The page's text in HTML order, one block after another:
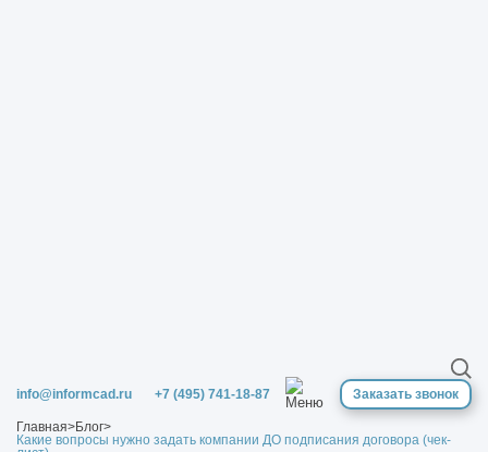
info@informcad.ru +7 (495) 741-18-87 Заказать звонок
Главная>Блог>
Какие вопросы нужно задать компании ДО подписания договора (чек-